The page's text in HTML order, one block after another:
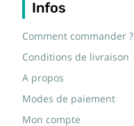
Infos
Comment commander ?
Conditions de livraison
A propos
Modes de paiement
Mon compte